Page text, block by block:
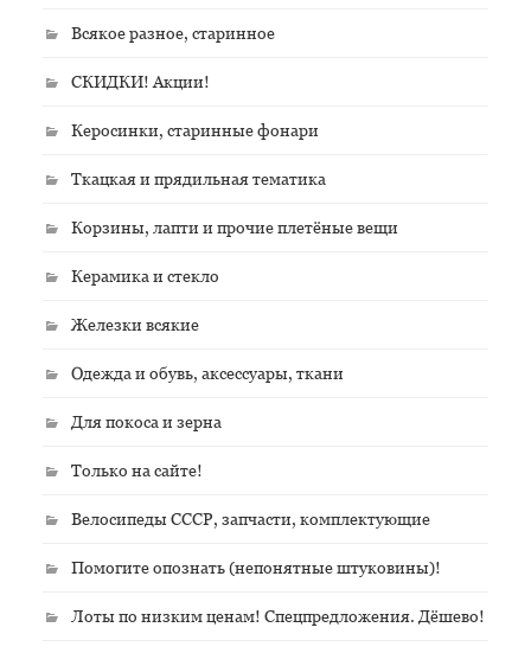
Всякое разное, старинное
СКИДКИ! Акции!
Керосинки, старинные фонари
Ткацкая и прядильная тематика
Корзины, лапти и прочие плетёные вещи
Керамика и стекло
Железки всякие
Одежда и обувь, аксессуары, ткани
Для покоса и зерна
Только на сайте!
Велосипеды СССР, запчасти, комплектующие
Помогите опознать (непонятные штуковины)!
Лоты по низким ценам! Спецпредложения. Дёшево!